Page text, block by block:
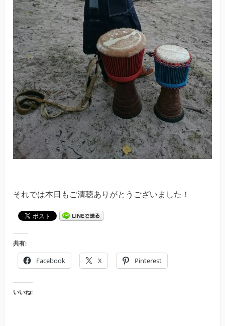
それでは本日もご清聴ありがとうございました！
共有:
Facebook X Pinterest
いいね: